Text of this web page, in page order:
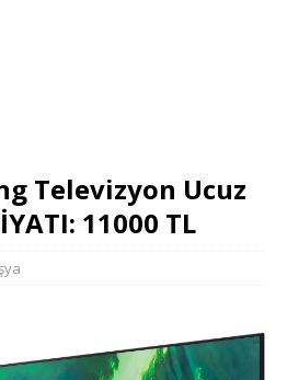
Televizyon Ucuz
11000 TL